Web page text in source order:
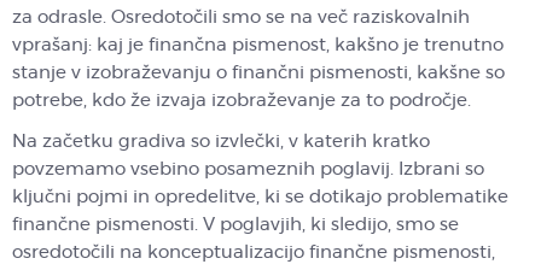
za odrasle. Osredotočili smo se na več raziskovalnih
vprašanj: kaj je finančna pismenost, kakšno je trenutno
stanje v izobraževanju o finančni pismenosti, kakšne so
potrebe, kdo že izvaja izobraževanje za to področje.
Na začetku gradiva so izvlečki, v katerih kratko
povzemamo vsebino posameznih poglavij. Izbrani so
ključni pojmi in opredelitve, ki se dotikajo problematike
finančne pismenosti. V poglavjih, ki sledijo, smo se
osredotočili na konceptualizacijo finančne pismenosti,